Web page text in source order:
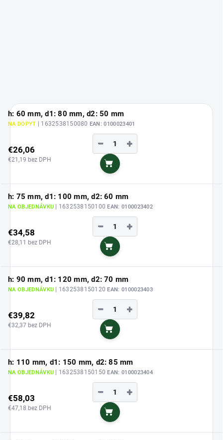
h: 60 mm, d1: 80 mm, d2: 50 mm
NA DOPYT | 1632538150080 EAN: 0100023401
€26,06
€21,19 bez DPH
+
−
Do košíka
h: 75 mm, d1: 100 mm, d2: 60 mm
NA OBJEDNÁVKU | 1632538150100EAN: 0100023402
€34,58
€28,11 bez DPH
+
−
Do košíka
h: 90 mm, d1: 120 mm, d2: 70 mm
NA OBJEDNÁVKU | 1632538150120EAN: 0100023403
€39,82
€32,37 bez DPH
+
−
Do košíka
h: 110 mm, d1: 150 mm, d2: 85 mm
NA OBJEDNÁVKU | 1632538150150EAN: 0100023404
€58,03
€47,18 bez DPH
+
−
Do košíka